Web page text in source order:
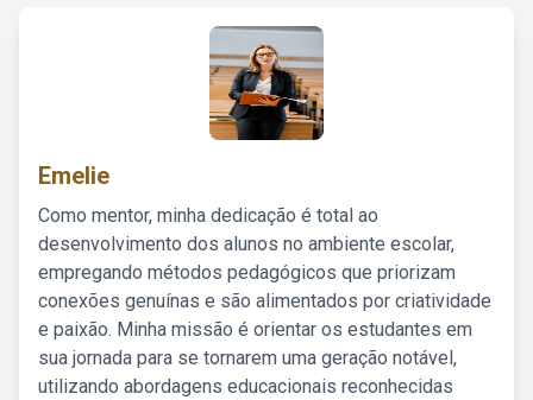
Emelie
Como mentor, minha dedicação é total ao
desenvolvimento dos alunos no ambiente escolar,
empregando métodos pedagógicos que priorizam
conexões genuínas e são alimentados por criatividade
e paixão. Minha missão é orientar os estudantes em
sua jornada para se tornarem uma geração notável,
utilizando abordagens educacionais reconhecidas